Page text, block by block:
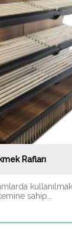
Rafları
sahip...